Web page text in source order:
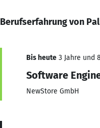
Berufserfahrung von
Bis heute 3 Jahre und
Software
NewStore GmbH